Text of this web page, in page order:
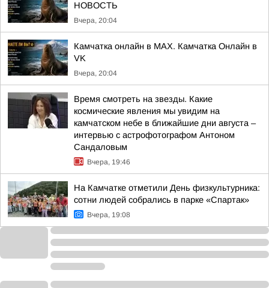
НОВОСТЬ
Вчера, 20:04
Камчатка онлайн в MAX. Камчатка Онлайн в
VK
Вчера, 20:04
Время смотреть на звезды. Какие
космические явления мы увидим на
камчатском небе в ближайшие дни августа –
интервью с астрофотографом Антоном
Сандаловым
Вчера, 19:46
На Камчатке отметили День физкультурника:
сотни людей собрались в парке «Спартак»
Вчера, 19:08